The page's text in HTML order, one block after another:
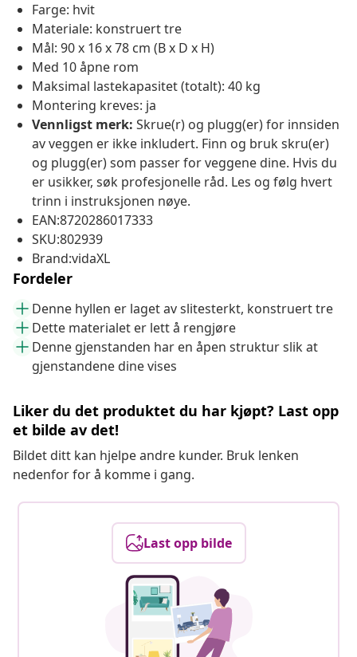
Farge: hvit
Materiale: konstruert tre
Mål: 90 x 16 x 78 cm (B x D x H)
Med 10 åpne rom
Maksimal lastekapasitet (totalt): 40 kg
Montering kreves: ja
Vennligst merk: Skrue(r) og plugg(er) for innsiden
av veggen er ikke inkludert. Finn og bruk skru(er)
og plugg(er) som passer for veggene dine. Hvis du
er usikker, søk profesjonelle råd. Les og følg hvert
trinn i instruksjonen nøye.
EAN:8720286017333
SKU:802939
Brand:vidaXL
Fordeler
Denne hyllen er laget av slitesterkt, konstruert tre
Dette materialet er lett å rengjøre
Denne gjenstanden har en åpen struktur slik at
gjenstandene dine vises
Liker du det produktet du har kjøpt? Last opp
et bilde av det!
Bildet ditt kan hjelpe andre kunder. Bruk lenken
nedenfor for å komme i gang.
Last opp bilde